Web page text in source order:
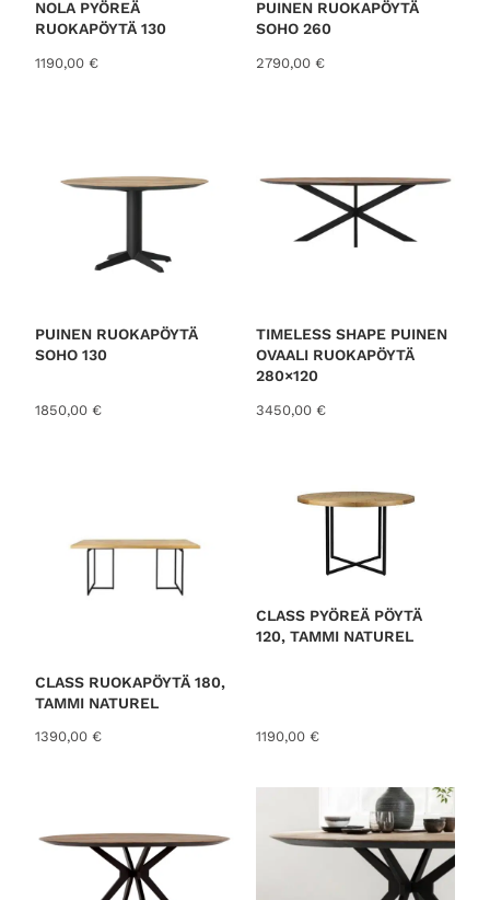
NOLA PYÖREÄ
RUOKAPÖYTÄ 130
1190,00 €
PUINEN RUOKAPÖYTÄ
SOHO 260
2790,00 €
PUINEN RUOKAPÖYTÄ
SOHO 130
1850,00 €
TIMELESS SHAPE PUINEN
OVAALI RUOKAPÖYTÄ
280×120
3450,00 €
CLASS RUOKAPÖYTÄ 180,
TAMMI NATUREL
1390,00 €
CLASS PYÖREÄ PÖYTÄ
120, TAMMI NATUREL
1190,00 €